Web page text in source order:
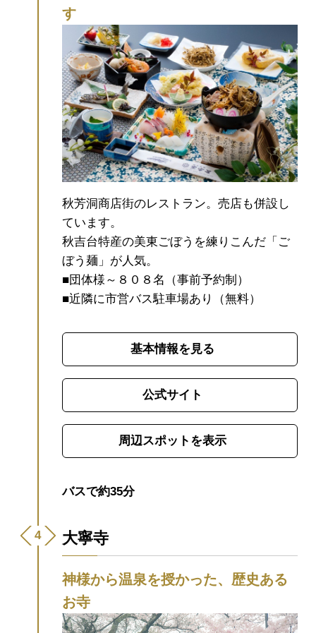
す
秋芳洞商店街のレストラン。売店も併設し
ています。
秋吉台特産の美東ごぼうを練りこんだ「ご
ぼう麺」が人気。
■団体様～８０８名（事前予約制）
■近隣に市営バス駐車場あり（無料）
基本情報を見る
公式サイト
周辺スポットを表示
バスで約35分
大寧寺
神様から温泉を授かった、歴史ある
お寺